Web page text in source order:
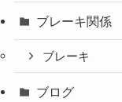
ブレーキ関係
ブレーキ
ブログ